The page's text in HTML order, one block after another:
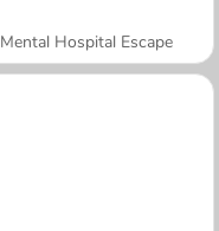
Mental Hospital Escape